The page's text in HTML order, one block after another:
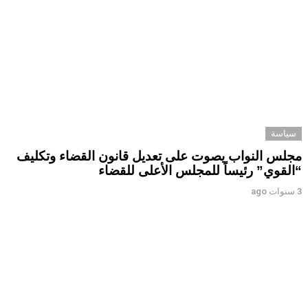
سياسة
مجلس النواب يصوت على تعديل قانون القضاء وتكليف
“القوي” رئيساً للمجلس الأعلى للقضاء
3 سنوات ago